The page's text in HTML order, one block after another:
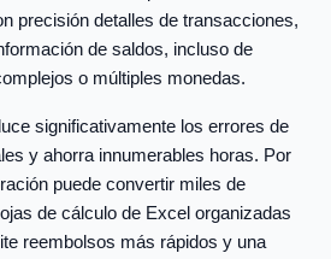
precisión detalles de transacciones,
de saldos, incluso de
o múltiples monedas.
significativamente los errores de
y ahorra innumerables horas. Por
puede convertir miles de
de cálculo de Excel organizadas
reembolsos más rápidos y una